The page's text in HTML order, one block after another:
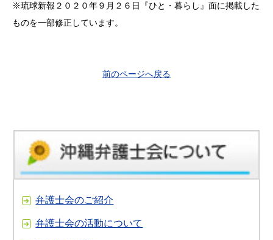
※琉球新報２０２０年９月２６日『ひと・暮らし』面に掲載した
ものを一部修正しています。
前のページへ戻る
弁護士会のご紹介
弁護士会の活動について